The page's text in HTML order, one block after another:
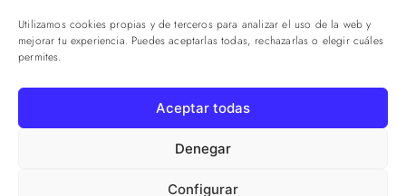
Utilizamos cookies propias y de terceros para analizar el uso de la web y
mejorar tu experiencia. Puedes aceptarlas todas, rechazarlas o elegir cuáles
permites.
Aceptar todas
Denegar
Configurar
suscríbete a nuestras novedades
© 2026 Viandas de la Sierra · Damaroca Ibéricos S.L. · B-90471293 ·